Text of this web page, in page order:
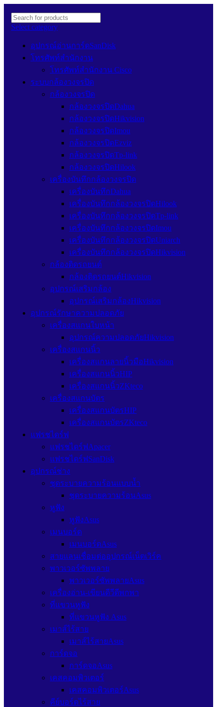
Select category
อุปกรณ์อ่านการ์ดSanDisk
โทรศัพท์สำนักงาน
โทรศัพท์สำนักงาน Cisco
ระบบกล้องวงจรปิด
กล้องวงจรปิด
กล้องวงจรปิดDahua
กล้องวงจรปิดHikvision
กล้องวงจรปิดImou
กล้องวงจรปิดEzviz
กล้องวงจรปิดTp-link
กล้องวงจรปิดHilook
เครื่องบันทึกกล้องวงจรปิด
เครื่องบันทึกDahua
เครื่องบันทึกกล้องวงจรปิดHilook
เครื่องบันทึกกล้องวงจรปิดTp-link
เครื่องบันทึกกล้องวงจรปิดImou
เครื่องบันทึกกล้องวงจรปิดUniarch
เครื่องบันทึกกล้องวงจรปิดHikvision
กล้องติดรถยนต์
กล้องติดรถยนต์Hikvision
อุปกรณ์เสริมกล้อง
อุปกรณ์เสริมกล้องHikvision
อุปกรณ์รักษาความปลอดภัย
เครื่องสแกนใบหน้า
อุปกรณ์ความปลอดภัยHikvision
เครื่องสแกนนิ้ว
เครื่องสแกนลายนิ้วมือHikvision
เครื่องสแกนนิ้วHIP
เครื่องสแกนนิ้วZKteco
เครื่องสแกนบัตร
เครื่องสแกนบัตรHIP
เครื่องสแกนบัตรZKteco
แฟรชไดร์ฟ
แฟรชไดร์ฟApacer
แฟรชไดร์ฟSanDisk
อุปกรณ์ช่าง
ชุดระบายความร้อนแบบน้ำ
ชุดระบายความร้อนAsus
หูฟัง
หูฟังAsus
เมนบอร์ด
เมนบอร์ดAsus
สายแลนเชื่อมต่ออุปกรณ์เน็ตเวิร์ค
พาวเวอร์ซัพพลาย
พาวเวอร์ซัพพลายAsus
เครื่องอ่าน-เขียนดีวีดีพกพา
ที่แขวนหูฟัง
ที่แขวนหูฟัง Asus
เมาส์ไร้สาย
เมาส์ไร้สายAsus
การ์ดจอ
การ์ดจอAsus
เคสคอมพิวเตอร์
เคสคอมพิวเตอร์Asus
คีย์บอร์ดไร้สาย